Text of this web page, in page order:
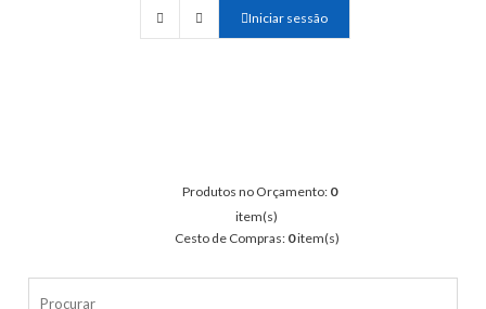
Iniciar sessão
Produtos no Orçamento: 0
item(s)
Cesto de Compras: 0item(s)